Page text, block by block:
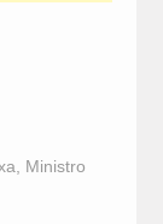
Ministro